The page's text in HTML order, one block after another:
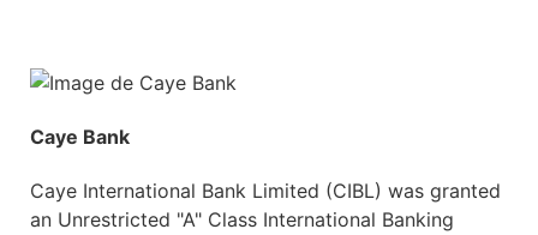
Caye Bank
Caye International Bank Limited (CIBL) was granted
an Unrestricted "A" Class International Banking